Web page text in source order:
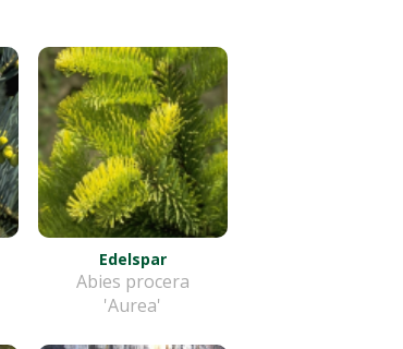
Edelspar
Abies procera
'Aurea'